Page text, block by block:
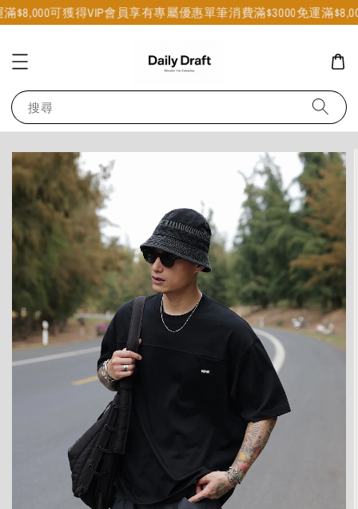
可獲得VIP會員享有專屬優惠單筆消費滿$3000免運滿$8,000
搜尋